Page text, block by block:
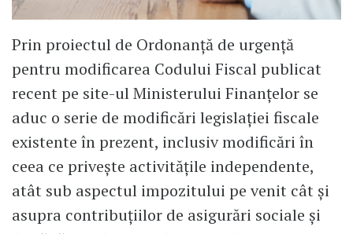
Prin proiectul de Ordonanţă de urgenţă
pentru modificarea Codului Fiscal publicat
recent pe site-ul Ministerului Finanțelor se
aduc o serie de modificări legislaţiei fiscale
existente în prezent, inclusiv modificări în
ceea ce priveşte activităţile independente,
atât sub aspectul impozitului pe venit cât şi
asupra contribuţiilor de asigurări sociale şi